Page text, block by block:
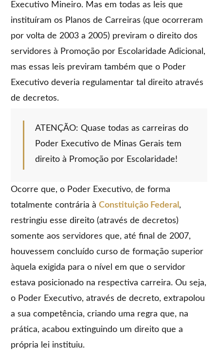
Executivo Mineiro. Mas em todas as leis que
instituíram os Planos de Carreiras (que ocorreram
por volta de 2003 a 2005) previram o direito dos
servidores à Promoção por Escolaridade Adicional,
mas essas leis previram também que o Poder
Executivo deveria regulamentar tal direito através
de decretos.
ATENÇÃO: Quase todas as carreiras do
Poder Executivo de Minas Gerais tem
direito à Promoção por Escolaridade!
Ocorre que, o Poder Executivo, de forma
totalmente contrária àConstituição Federal ,
restringiu esse direito (através de decretos)
somente aos servidores que, até final de 2007,
houvessem concluído curso de formação superior
àquela exigida para o nível em que o servidor
estava posicionado na respectiva carreira. Ou seja,
o Poder Executivo, através de decreto, extrapolou
a sua competência, criando uma regra que, na
prática, acabou extinguindo um direito que a
própria lei instituiu.